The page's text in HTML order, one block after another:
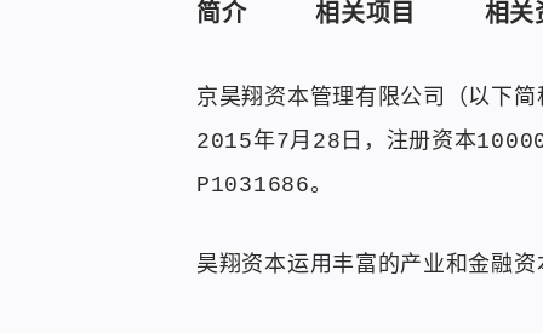
简介 相关项目 相关
京昊翔资本管理有限公司（以下
2015年7月28日，注册资本
P1031686。
昊翔资本运用丰富的产业和金融